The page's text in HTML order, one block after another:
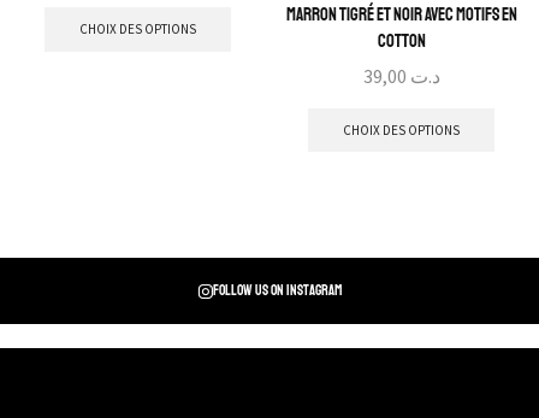
CHOIX DES OPTIONS
marron tigré et noir avec motifs en
cotton
د.ت
CHOIX DES OPTIONS
Follow us on instagram